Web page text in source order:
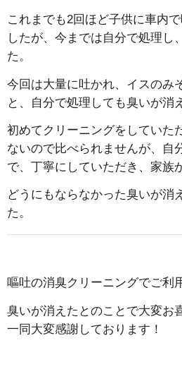
これまでも2回ほど子供に車内
したが、今までは自分で処理し
た。
今回は大量に吐かれ、イスのみ
と、自分で処理しても臭いが消
初めてクリーニングをしていた
ないので比べられませんが、自
で、丁寧にしていただき、家族
どうにもならなかった臭いが消
た。
嘔吐の消臭クリーニングでご利
臭いが消えたとのことで大変お
一同大変感謝しております！